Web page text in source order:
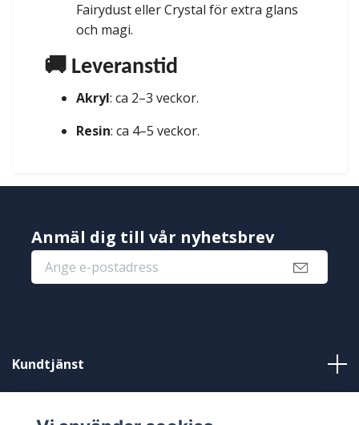
Fairydust eller Crystal för extra glans
och magi.
🚚 Leveranstid
Akryl: ca 2–3 veckor.
Resin: ca 4–5 veckor.
Anmäl dig till vår nyhetsbrev
Kundtjänst